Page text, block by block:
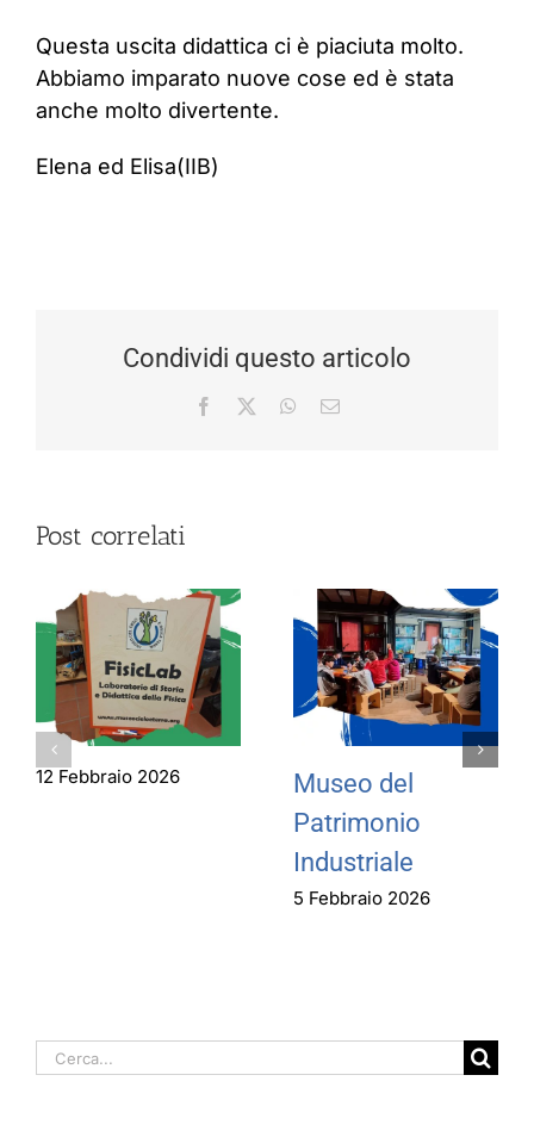
Questa uscita didattica ci è piaciuta molto.
Abbiamo imparato nuove cose ed è stata
anche molto divertente.
Elena ed Elisa(IIB)
Condividi questo articolo
Facebook WhatsApp
Email
Post correlati
12 Febbraio 2026
Museo del
Patrimonio
Industriale
5 Febbraio 2026
Cerca